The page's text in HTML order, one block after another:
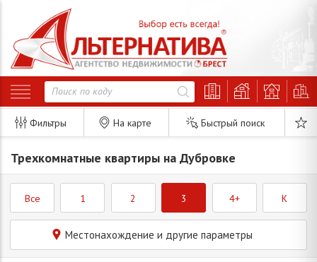
Фильтры На карте Быстрый поиск
Трехкомнатные квартиры на Дубровке
Все 1 2 3 4+ K
Местонахождение и другие параметры